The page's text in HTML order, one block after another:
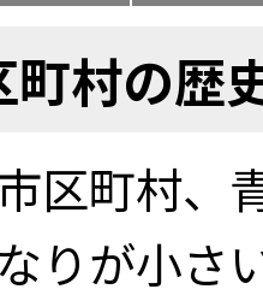
町村の歴
区町村、
りが小さ